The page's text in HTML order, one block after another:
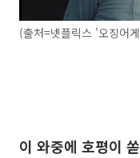
(출처=넷플릭스 '오징어
이 와중에 호평이